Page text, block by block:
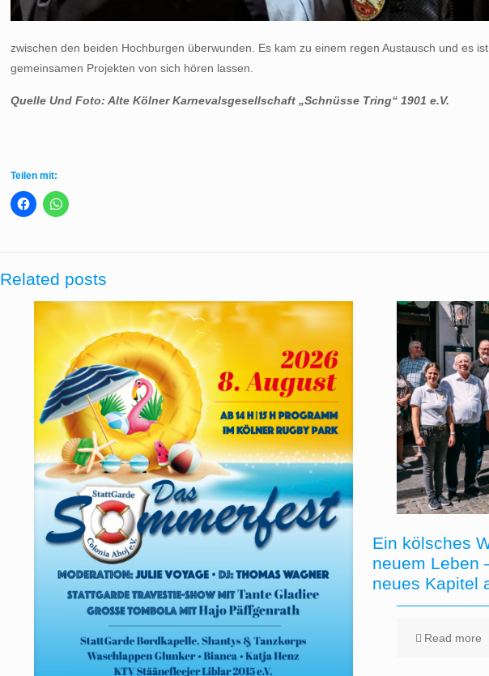
zwischen den beiden Hochburgen überwunden. Es kam zu einem regen Austausch und es
gemeinsamen Projekten von sich hören lassen.
Quelle Und Foto: Alte Kölner Karnevalsgesellschaft „Schnüsse Tring“ 1901 e.V.
Teilen mit:
Related posts
Ein kölsches
neuem Leben
neues Kapitel
Read more